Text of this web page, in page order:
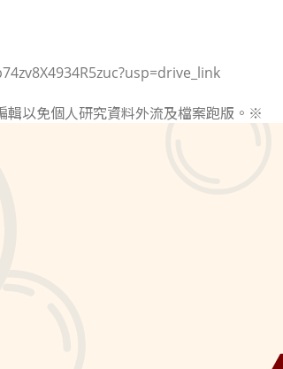
以免個人研究資料外流及檔案跑版。※